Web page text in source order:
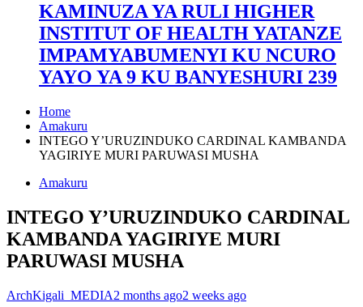
KAMINUZA YA RULI HIGHER
INSTITUT OF HEALTH YATANZE
IMPAMYABUMENYI KU NCURO
YAYO YA 9 KU BANYESHURI 239
Home
Amakuru
INTEGO Y’URUZINDUKO CARDINAL KAMBANDA
YAGIRIYE MURI PARUWASI MUSHA
Amakuru
INTEGO Y’URUZINDUKO CARDINAL
KAMBANDA YAGIRIYE MURI
PARUWASI MUSHA
ArchKigali_MEDIA2 months ago2 weeks ago